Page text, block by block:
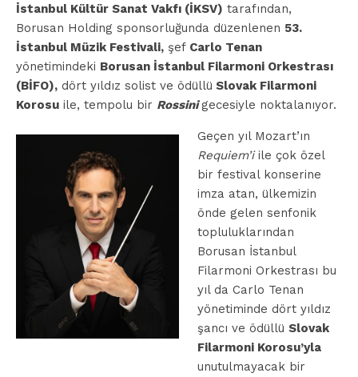
İstanbul Kültür Sanat Vakfı (İKSV) tarafından,
Borusan Holding sponsorluğunda düzenlenen 53.
İstanbul Müzik Festivali, şef Carlo Tenan
yönetimindeki Borusan İstanbul Filarmoni Orkestrası
(BİFO), dört yıldız solist ve ödüllü Slovak Filarmoni
Korosu ile, tempolu bir Rossinigecesiyle noktalanıyor.
Geçen yıl Mozart’ın
Requiem’iile çok özel
bir festival konserine
imza atan, ülkemizin
önde gelen senfonik
topluluklarından
Borusan İstanbul
Filarmoni Orkestrası bu
yıl da Carlo Tenan
yönetiminde dört yıldız
şancı ve ödüllü Slovak
Filarmoni Korosu’yla
unutulmayacak bir